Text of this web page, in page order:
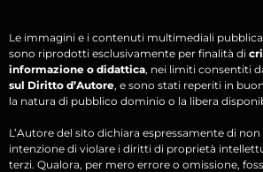
Le immagini e i contenuti multimediali
sono riprodotti esclusivamente per finalità di
informazione o didattica, nei limiti consentiti
sul Diritto d’Autore, e sono stati reperiti in
la natura di pubblico dominio o la libera
L’Autore del sito dichiara espressamente di non
intenzione di violare i diritti di proprietà
terzi. Qualora, per mero errore o omissione,